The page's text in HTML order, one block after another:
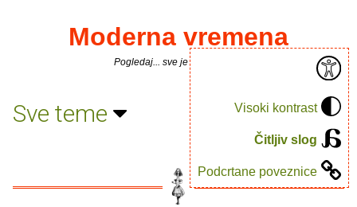
Visoki kontrast
Čitljiv slog
Podcrtane poveznice
Moderna vremena
Pogledaj... sve je puno knjiga.
Sve teme